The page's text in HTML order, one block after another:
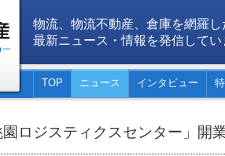
物流、物流不動産、倉庫を網羅し
最新ニュース・情報を発信してい
TOP ニュース インタビュー
ロジスティクスセンター」開